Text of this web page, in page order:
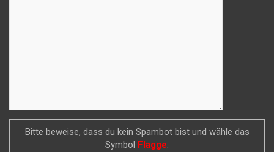
Bitte beweise, dass du kein Spambot bist und wähle das
Symbol
Flagge.